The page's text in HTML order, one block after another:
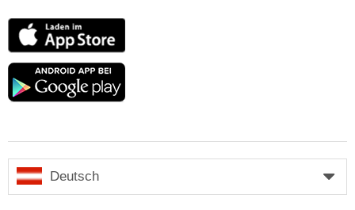
App
Store
Google
Deutsch